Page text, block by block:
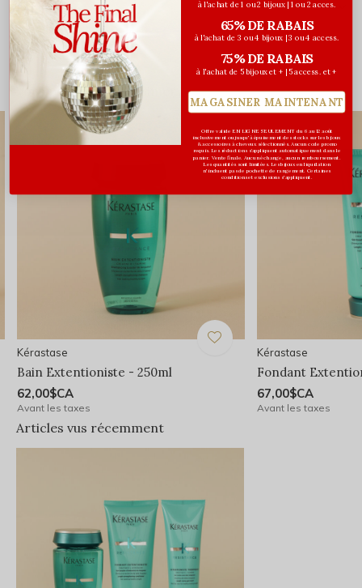
Évaluations
5/ 5
Vous pourriez aussi aimer...
Kérastase
Bain Extentioniste - 250ml
62,00$CA
Avant les taxes
Kérastase
Fondant
67,00$CA
Avant les taxes
Articles vus récemment
à l'achat de 1 ou 2 bijoux | 1 ou 2 acces.
65% DE RABAIS
à l'achat de 3 ou 4 bijoux | 3 ou 4 access.
75% DE RABAIS
à l'achat de 5 bijoux et + | 5 access. et +
MAGASINER MAINTENANT
Offre valide EN LIGNE SEULEMENT du 6 au 12 août
inclusivement ou jusqu'à épuisement des stocks sur les bijoux
& accessoires à cheveux sélectionnés. Aucun code promo
requis. Les réductions s’appliquent automatiquement dans le
panier. Vente finale. Aucun échange, aucun remboursement.
Les quantités sont limitées. Les bijoux en liquidation
n'incluent pas de pochette de rangement. Certaines
conditions et exclusions s'appliquent.